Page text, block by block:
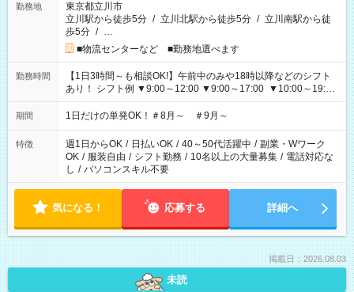
勤務地
東京都立川市
立川駅から徒歩5分 / 立川北駅から徒歩5分 / 立川南駅から徒
歩5分 / …
■物流センターなど ■勤務地選べます
勤務時間
【1日3時間～も相談OK!】午前中のみや18時以降などのシフト
あり！ シフト例 ▼9:00～12:00 ▼9:00～17:00 ▼10:00～19:00
▼18:00～21:00
期間 1日だけの単発OK！＃8月～ ＃9月～
特徴 週1日からOK / 日払いOK / 40～50代活躍中 / 副業・Wワーク
OK / 服装自由 / シフト勤務 / 10名以上の大量募集 / 電話対応な
し / パソコンスキル不要
気になる！ 応募する 詳細へ
掲載日：2026.08.03
未読